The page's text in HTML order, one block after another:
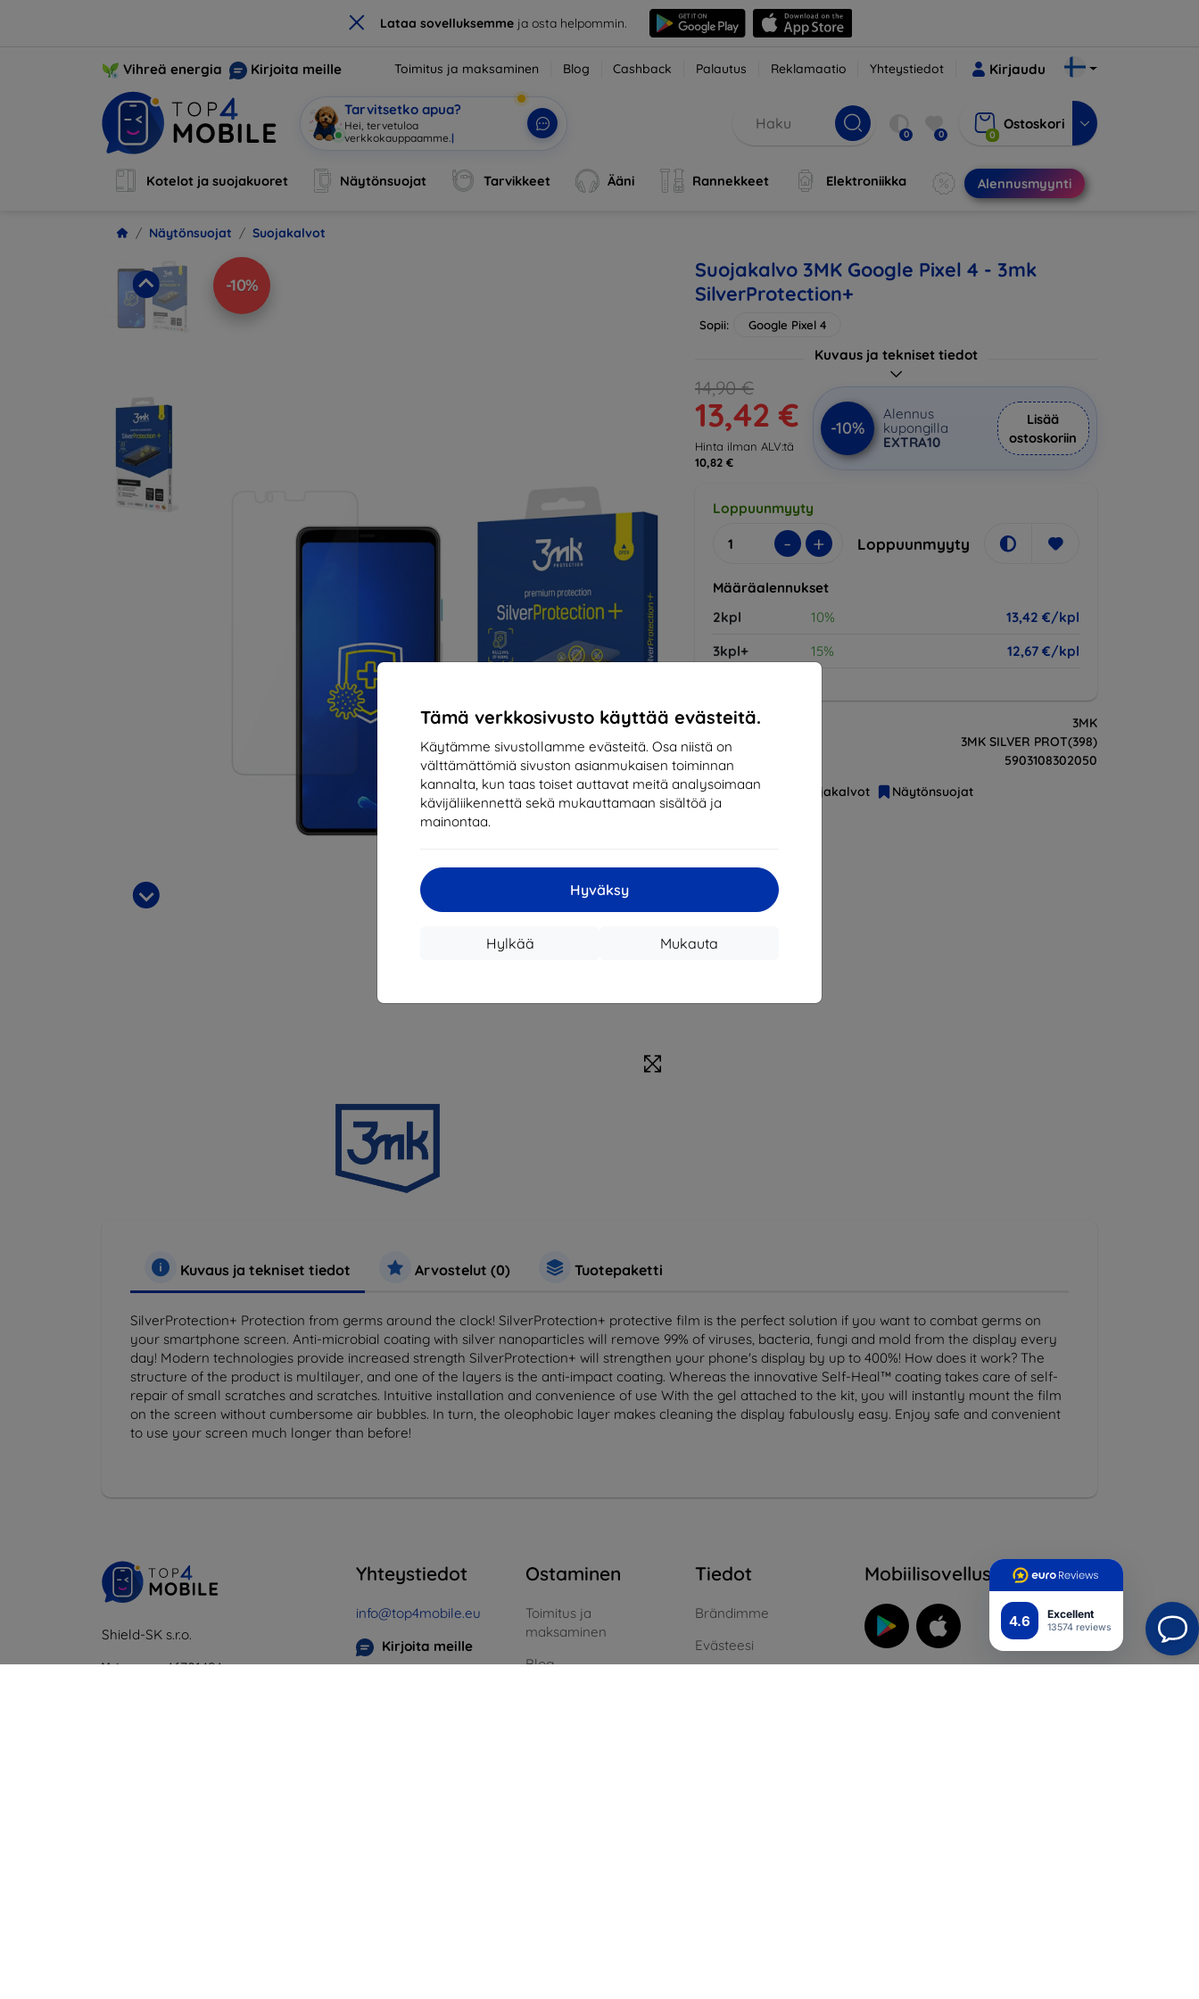
× Lataa sovelluksemmeja osta helpommin.
4.6 Excellent
13574 reviews
Tämä verkkosivusto käyttää evästeitä.
Käytämme sivustollamme evästeitä. Osa niistä on
välttämättömiä sivuston asianmukaisen toiminnan
kannalta, kun taas toiset auttavat meitä analysoimaan
kävijäliikennettä sekä mukauttamaan sisältöä ja
mainontaa.
Hyväksy
Mukauta
Hylkää
Vihreä energia Kirjoita meille Toimitus ja maksaminen Blog Cashback Palautus Reklamaatio Yhteystiedot Kirjaudu
Tarvitsetko apua?
Hei, tervetuloa
verkkokauppaamme. | 0 0 0
Ostoskori
Kotelot ja suojakuoret Näytönsuojat Tarvikkeet Ääni Rannekkeet Elektroniikka Alennusmyynti
Näytönsuojat Suojakalvot
-10%
Suojakalvo 3MK Google Pixel 4 - 3mk
SilverProtection+
Sopii: Google Pixel 4
Kuvaus ja tekniset tiedot
14,90 €
13,42 €
Hinta ilman ALV:tä
10,82 €
-10%
Alennus
kupongilla
EXTRA10
Lisää
ostoskoriin
Loppuunmyyty
- + Loppuunmyyty
Määräalennukset
2kpl
10%
13,42 €/kpl
3kpl+
15% 12,67 €/kpl
Valmistaja
3MK
Tuotenumero
3MK SILVER PROT(398)
EAN
5903108302050
Tarvikkeet
Suojakalvot Näytönsuojat
Kuvaus ja tekniset tiedot Arvostelut (0) Tuotepaketti
SilverProtection+ Protection from germs around the clock! SilverProtection+ protective film is the perfect solution if you want to combat germs on
your smartphone screen. Anti-microbial coating with silver nanoparticles will remove 99% of viruses, bacteria, fungi and mold from the display every
day! Modern technologies provide increased strength SilverProtection+ will strengthen your phone's display by up to 400%! How does it work? The
structure of the product is multilayer, and one of the layers is the anti-impact coating. Whereas the innovative Self-Heal™ coating takes care of self-
repair of small scratches and scratches. Intuitive installation and convenience of use With the gel attached to the kit, you will instantly mount the film
on the screen without cumbersome air bubbles. In turn, the oleophobic layer makes cleaning the display fabulously easy. Enjoy safe and convenient
to use your screen much longer than before!
Shield-SK s.r.o.
Y-tunnus:46701494
Yhteystiedot
info@top4mobile.eu
Kirjoita meille
Ostaminen
Toimitus ja
maksaminen
Blog
Tiedot
Brändimme
Evästeesi
Mobiilisovellus